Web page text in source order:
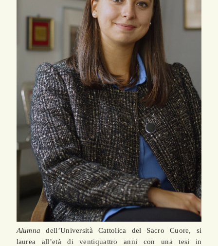
Alumna dell’Università Cattolica del Sacro Cuore, si
laurea all’età di ventiquattro anni con una tesi in